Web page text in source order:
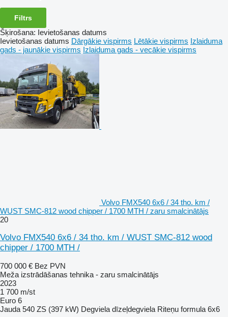
Filtrs
Šķirošana: Ievietošanas datums
Ievietošanas datums Dārgākie vispirms Lētākie vispirms Izlaiduma
gads - jaunākie vispirms Izlaiduma gads - vecākie vispirms
Volvo FMX540 6x6 / 34 tho. km /
WUST SMC-812 wood chipper / 1700 MTH / zaru smalcinātājs
20
Volvo FMX540 6x6 / 34 tho. km / WUST SMC-812 wood
chipper / 1700 MTH /
700 000 € Bez PVN
Meža izstrādāšanas tehnika - zaru smalcinātājs
2023
1 700 m/st
Euro 6
Jauda 540 ZS (397 kW) Degviela dīzeļdegviela Riteņu formula 6x6